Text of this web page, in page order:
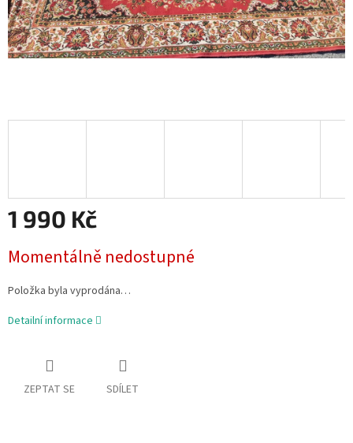
1 990 Kč
cena:
Momentálně nedostupné
Položka byla vyprodána…
Detailní informace
ZEPTAT SE SDÍLET